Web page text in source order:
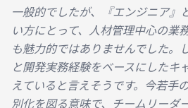
一般的でしたが、『エンジニア』
い方にとって、人材管理中心の業
も魅力的ではありませんでした。
と開発実務経験をベースにしたキ
えていると言えそうです。今若手
別化を図る意味で、チームリーダ